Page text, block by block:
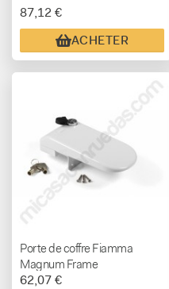
87,12 €
ACHETER
Porte de coffre Fiamma
Magnum Frame
62,07 €